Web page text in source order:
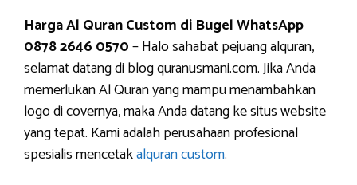
Harga Al Quran Custom di Bugel WhatsApp
0878 2646 0570– Halo sahabat pejuang alquran,
selamat datang di blog quranusmani.com. Jika Anda
memerlukan Al Quran yang mampu menambahkan
logo di covernya, maka Anda datang ke situs website
yang tepat. Kami adalah perusahaan profesional
spesialis mencetakalquran custom.